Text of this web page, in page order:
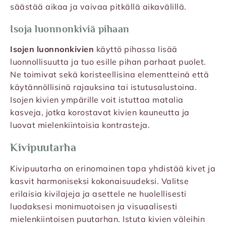
säästää aikaa ja vaivaa pitkällä aikavälillä.
Isoja luonnonkiviä pihaan
Isojen luonnonkivien käyttö pihassa lisää
luonnollisuutta ja tuo esille pihan parhaat puolet.
Ne toimivat sekä koristeellisina elementteinä että
käytännöllisinä rajauksina tai istutusalustoina.
Isojen kivien ympärille voit istuttaa matalia
kasveja, jotka korostavat kivien kauneutta ja
luovat mielenkiintoisia kontrasteja.
Kivipuutarha
Kivipuutarha on erinomainen tapa yhdistää kivet ja
kasvit harmoniseksi kokonaisuudeksi. Valitse
erilaisia kivilajeja ja asettele ne huolellisesti
luodaksesi monimuotoisen ja visuaalisesti
mielenkiintoisen puutarhan. Istuta kivien väleihin